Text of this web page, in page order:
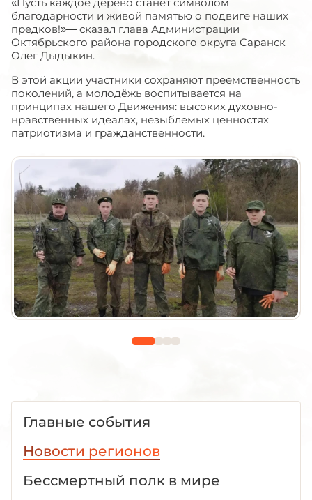
благодарности и живой памятью о подвиге наших
предков!»— сказал глава Администрации
Октябрьского района городского округа Саранск
Олег Дыдыкин.
В этой акции участники сохраняют преемственность
поколений, а молодёжь воспитывается на
принципах нашего Движения: высоких духовно-
нравственных идеалах, незыблемых ценностях
патриотизма и гражданственности.
Главные события
Новости регионов
Бессмертный полк в мире